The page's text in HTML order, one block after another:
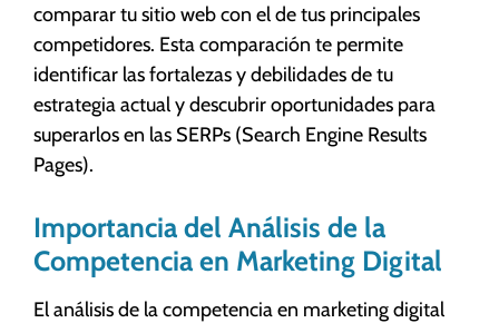
comparar tu sitio web con el de tus principales
competidores. Esta comparación te permite
identificar las fortalezas y debilidades de tu
estrategia actual y descubrir oportunidades para
superarlos en las SERPs (Search Engine Results
Pages).
Importancia del Análisis de la
Competencia en Marketing Digital
El análisis de la competencia en marketing digital